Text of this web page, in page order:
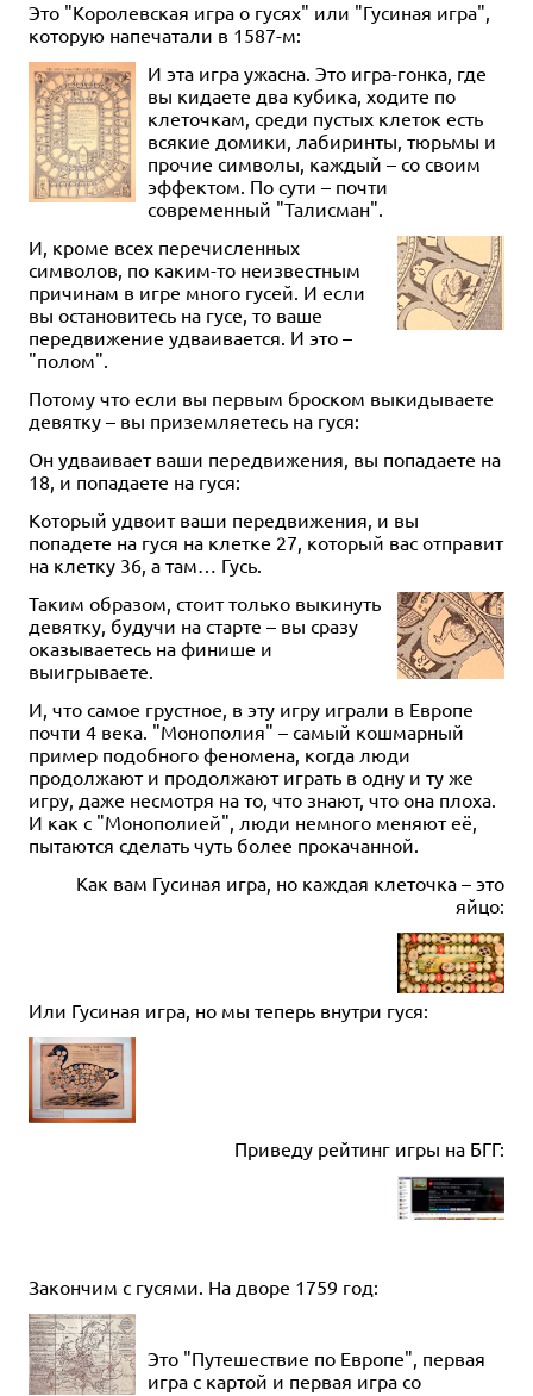
Это "Королевская игра о гусях" или "Гусиная игра",
которую напечатали в 1587-м:
И эта игра ужасна. Это игра-гонка, где
вы кидаете два кубика, ходите по
клеточкам, среди пустых клеток есть
всякие домики, лабиринты, тюрьмы и
прочие символы, каждый – со своим
эффектом. По сути – почти
современный "Талисман".
И, кроме всех перечисленных
символов, по каким-то неизвестным
причинам в игре много гусей. И если
вы остановитесь на гусе, то ваше
передвижение удваивается. И это –
"полом".
Потому что если вы первым броском выкидываете
девятку – вы приземляетесь на гуся:
Он удваивает ваши передвижения, вы попадаете на
18, и попадаете на гуся:
Который удвоит ваши передвижения, и вы
попадете на гуся на клетке 27, который вас отправит
на клетку 36, а там… Гусь.
Таким образом, стоит только выкинуть
девятку, будучи на старте – вы сразу
оказываетесь на финише и
выигрываете.
И, что самое грустное, в эту игру играли в Европе
почти 4 века. "Монополия" – самый кошмарный
пример подобного феномена, когда люди
продолжают и продолжают играть в одну и ту же
игру, даже несмотря на то, что знают, что она плоха.
И как с "Монополией", люди немного меняют её,
пытаются сделать чуть более прокачанной.
Как вам Гусиная игра, но каждая клеточка – это
яйцо:
Или Гусиная игра, но мы теперь внутри гуся:
Приведу рейтинг игры на БГГ:
Закончим с гусями. На дворе 1759 год:
Это "Путешествие по Европе", первая
игра с картой и первая игра со